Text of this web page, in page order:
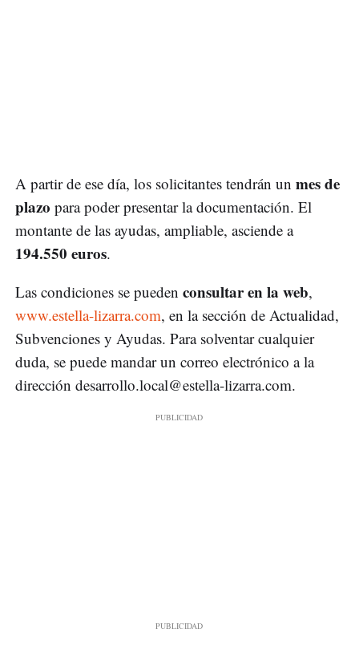
A partir de ese día, los solicitantes tendrán un mes de
plazo para poder presentar la documentación. El
montante de las ayudas, ampliable, asciende a
194.550 euros.
Las condiciones se pueden consultar en la web,
www.estella-lizarra.com, en la sección de Actualidad,
Subvenciones y Ayudas. Para solventar cualquier
duda, se puede mandar un correo electrónico a la
dirección desarrollo.local@estella-lizarra.com.